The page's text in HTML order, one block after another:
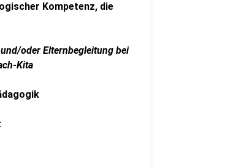
Kompetenz, die
oder Elternbegleitung bei
Kita